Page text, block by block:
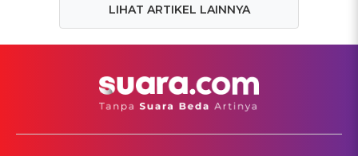
LIHAT ARTIKEL LAINNYA